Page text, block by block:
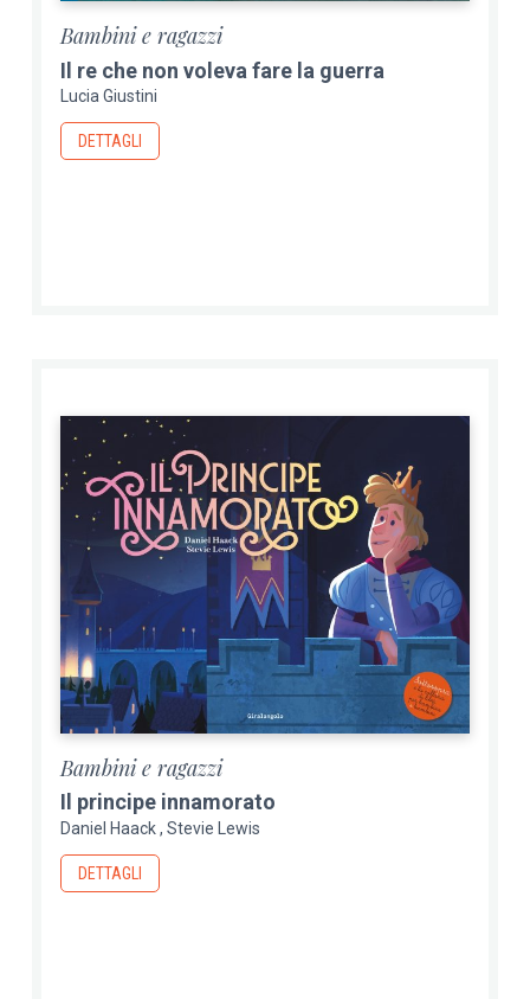
Bambini e ragazzi
Il re che non voleva fare la guerra
Lucia Giustini
DETTAGLI
Bambini e ragazzi
Il principe innamorato
Daniel Haack Stevie Lewis
DETTAGLI